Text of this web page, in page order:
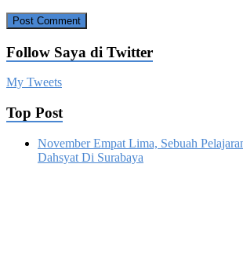
Follow Saya di Twitter
My Tweets
Top Post
November Empat Lima, Sebuah
Dahsyat Di Surabaya